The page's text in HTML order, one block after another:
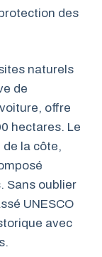
des
naturels
de
offre
hectares. Le
la côte,
Sans oublier
UNESCO
avec